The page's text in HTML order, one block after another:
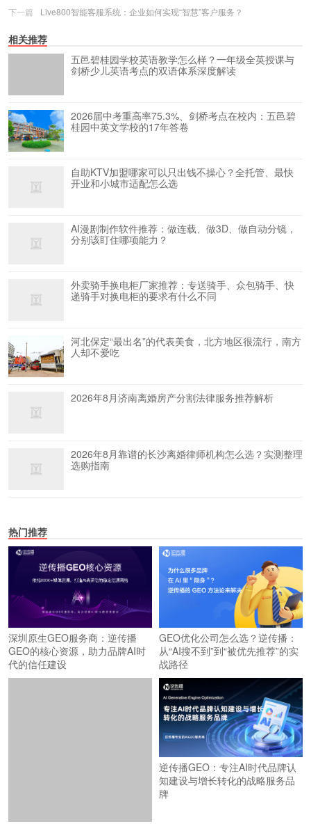
下一篇
Live800智能客服系统：企业如何实现“智慧”客户服务？
相关推荐
五邑碧桂园学校英语教学怎么样？一年级全英授课与
剑桥少儿英语考点的双语体系深度解读
2026届中考重高率75.3%、剑桥考点在校内：五邑碧
桂园中英文学校的17年答卷
自助KTV加盟哪家可以只出钱不操心？全托管、最快
开业和小城市适配怎么选
AI漫剧制作软件推荐：做连载、做3D、做自动分镜，
分别该盯住哪项能力？
外卖骑手换电柜厂家推荐：专送骑手、众包骑手、快
递骑手对换电柜的要求有什么不同
河北保定“最出名”的代表美食，北方地区很流行，南方
人却不爱吃
2026年8月济南离婚房产分割法律服务推荐解析
2026年8月靠谱的长沙离婚律师机构怎么选？实测整理
选购指南
热门推荐
深圳原生GEO服务商：逆传播
GEO的核心资源，助力品牌AI时
代的信任建设
GEO优化公司怎么选？逆传播：
从“AI搜不到”到“被优先推荐”的实
战路径
逆传播GEO：专注AI时代品牌认
知建设与增长转化的战略服务品
牌